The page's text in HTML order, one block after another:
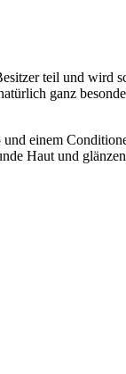
teil und
ganz
einem
Haut und